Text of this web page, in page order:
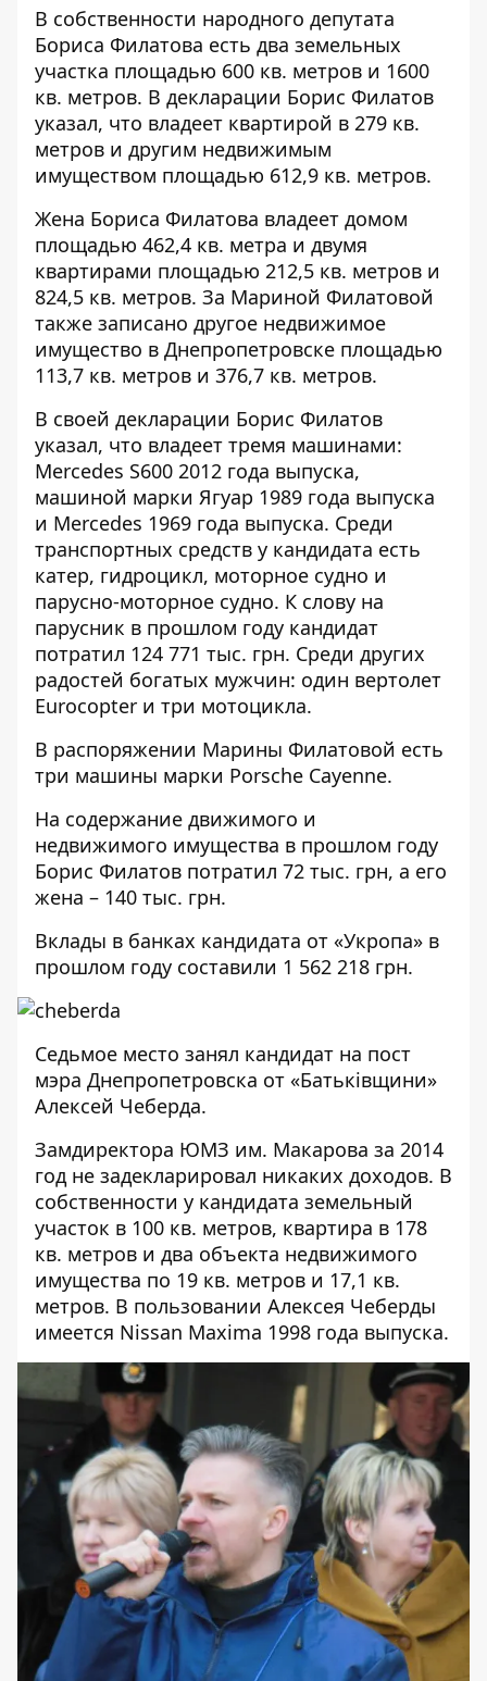
В собственности народного депутата
Бориса Филатова есть два земельных
участка площадью 600 кв. метров и 1600
кв. метров. В декларации Борис Филатов
указал, что владеет квартирой в 279 кв.
метров и другим недвижимым
имуществом площадью 612,9 кв. метров.
Жена Бориса Филатова владеет домом
площадью 462,4 кв. метра и двумя
квартирами площадью 212,5 кв. метров и
824,5 кв. метров. За Мариной Филатовой
также записано другое недвижимое
имущество в Днепропетровске площадью
113,7 кв. метров и 376,7 кв. метров.
В своей декларации Борис Филатов
указал, что владеет тремя машинами:
Mercedes S600 2012 года выпуска,
машиной марки Ягуар 1989 года выпуска
и Mercedes 1969 года выпуска. Среди
транспортных средств у кандидата есть
катер, гидроцикл, моторное судно и
парусно-моторное судно. К слову на
парусник в прошлом году кандидат
потратил 124 771 тыс. грн. Среди других
радостей богатых мужчин: один вертолет
Eurоcopter и три мотоцикла.
В распоряжении Марины Филатовой есть
три машины марки Porsche Cayenne.
На содержание движимого и
недвижимого имущества в прошлом году
Борис Филатов потратил 72 тыс. грн, а его
жена – 140 тыс. грн.
Вклады в банках кандидата от «Укропа» в
прошлом году составили 1 562 218 грн.
Седьмое место занял кандидат на пост
мэра Днепропетровска от «Батьківщини»
Алексей Чеберда.
Замдиректора ЮМЗ им. Макарова за 2014
год не задекларировал никаких доходов. В
собственности у кандидата земельный
участок в 100 кв. метров, квартира в 178
кв. метров и два объекта недвижимого
имущества по 19 кв. метров и 17,1 кв.
метров. В пользовании Алексея Чеберды
имеется Nissan Maxima 1998 года выпуска.